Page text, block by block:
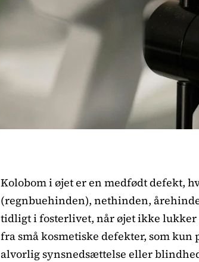
Kolobom i øjet er en medfødt defekt,
(regnbuehinden), nethinden,
tidligt i fosterlivet, når øjet ikke
fra små kosmetiske defekter, som
alvorlig synsnedsættelse eller